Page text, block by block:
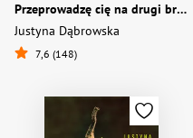
Przeprowadzę cię na drugi brzeg. Rozmowy o porodzie, traumie i ukojeniu
Justyna Dąbrowska
7,6 (148)